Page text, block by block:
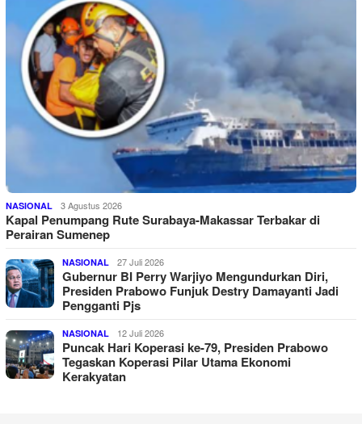
NASIONAL 3 Agustus 2026
Kapal Penumpang Rute Surabaya-Makassar Terbakar di
Perairan Sumenep
NASIONAL 27 Juli 2026
Gubernur BI Perry Warjiyo Mengundurkan Diri,
Presiden Prabowo Funjuk Destry Damayanti Jadi
Pengganti Pjs
NASIONAL 12 Juli 2026
Puncak Hari Koperasi ke-79, Presiden Prabowo
Tegaskan Koperasi Pilar Utama Ekonomi
Kerakyatan